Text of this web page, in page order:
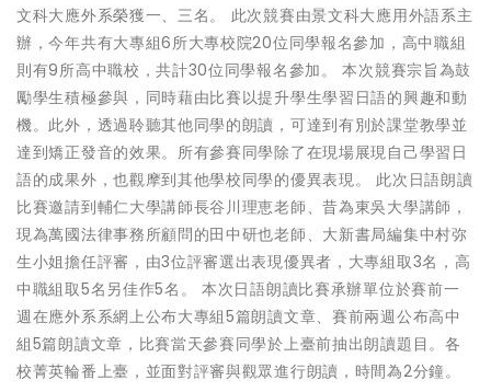
文科大應外系榮獲一、三名。 此次競賽由景文科大應用外語系主
辦，今年共有大專組6所大專校院20位同學報名參加，高中職組
則有9所高中職校，共計30位同學報名參加。 本次競賽宗旨為鼓
勵學生積極參與，同時藉由比賽以提升學生學習日語的興趣和動
機。此外，透過聆聽其他同學的朗讀，可達到有別於課堂教學並
達到矯正發音的效果。所有參賽同學除了在現場展現自己學習日
語的成果外，也觀摩到其他學校同學的優異表現。 此次日語朗讀
比賽邀請到輔仁大學講師長谷川理恵老師、昔為東吳大學講師，
現為萬國法律事務所顧問的田中研也老師、大新書局編集中村弥
生小姐擔任評審，由3位評審選出表現優異者，大專組取3名，高
中職組取5名另佳作5名。 本次日語朗讀比賽承辦單位於賽前一
週在應外系系網上公布大專組5篇朗讀文章、賽前兩週公布高中
組5篇朗讀文章，比賽當天參賽同學於上臺前抽出朗讀題目。各
校菁英輪番上臺，並面對評審與觀眾進行朗讀，時間為2分鐘。